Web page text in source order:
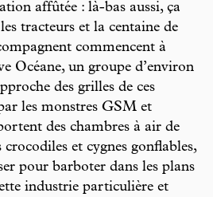
affûtée : là-bas aussi, ça
tracteurs et la centaine de
commencent à
Océane, un groupe d’environ
des grilles de ces
les monstres GSM et
des chambres à air de
crocodiles et cygnes gonflables,
pour barboter dans les plans
industrie particulière et